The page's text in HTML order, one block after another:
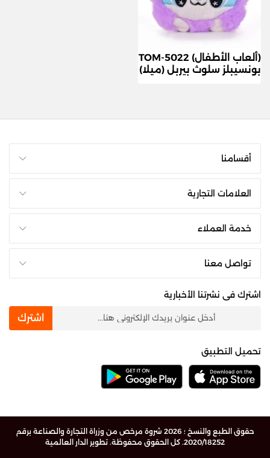
(ألعاب الأطفال) TOM-5022
بونسيبلز سلوث بيربل (ميلا)
أقسامنا
العلامات التجارية
خدمة العملاء
تواصل معنا
اشترك فى نشرتنا الأخبارية
اشترك
تحميل التطبيق
حقوق الطبع والنسخ ؛ 2026 شروة مرخص من وزراة التجارة والصناعة برقم
2020/18252. كل الحقوق محفوظة.
تطوير الدار العالمية